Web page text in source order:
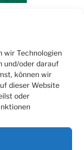
wir Technologien
und/oder darauf
können wir
dieser Website
oder
der Erzquell